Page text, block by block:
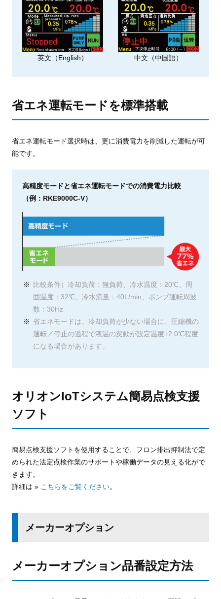
英文（English） 中文（中国語）
省エネ運転モードを標準搭載
省エネ運転モード選択時は、更に消費電力を削減した運転が可
能です。
高精度モードと省エネ運転モードでの消費電力比較
（例：RKE9000C-V）
比較条件）冷却負荷：無負荷、冷水温度：20℃、周
囲温度：32℃、冷水流量：40L/min、ポンプ運転周波
数：30Hz
省エネモードは、冷却負荷が少ない場合に、圧縮機の
運転／停止の過程で液温の変動が設定温度±2.0℃程度
になる場合があります。
オリオンIoTシステム簡易点検支援
ソフト
簡易点検支援ソフトを使用することで、フロン排出抑制法で定
められた法定点検作業のサポートや稼働データの見える化がで
きます。
詳細は » こちらをご覧ください。
メーカーオプション
メーカーオプション品番設定方法